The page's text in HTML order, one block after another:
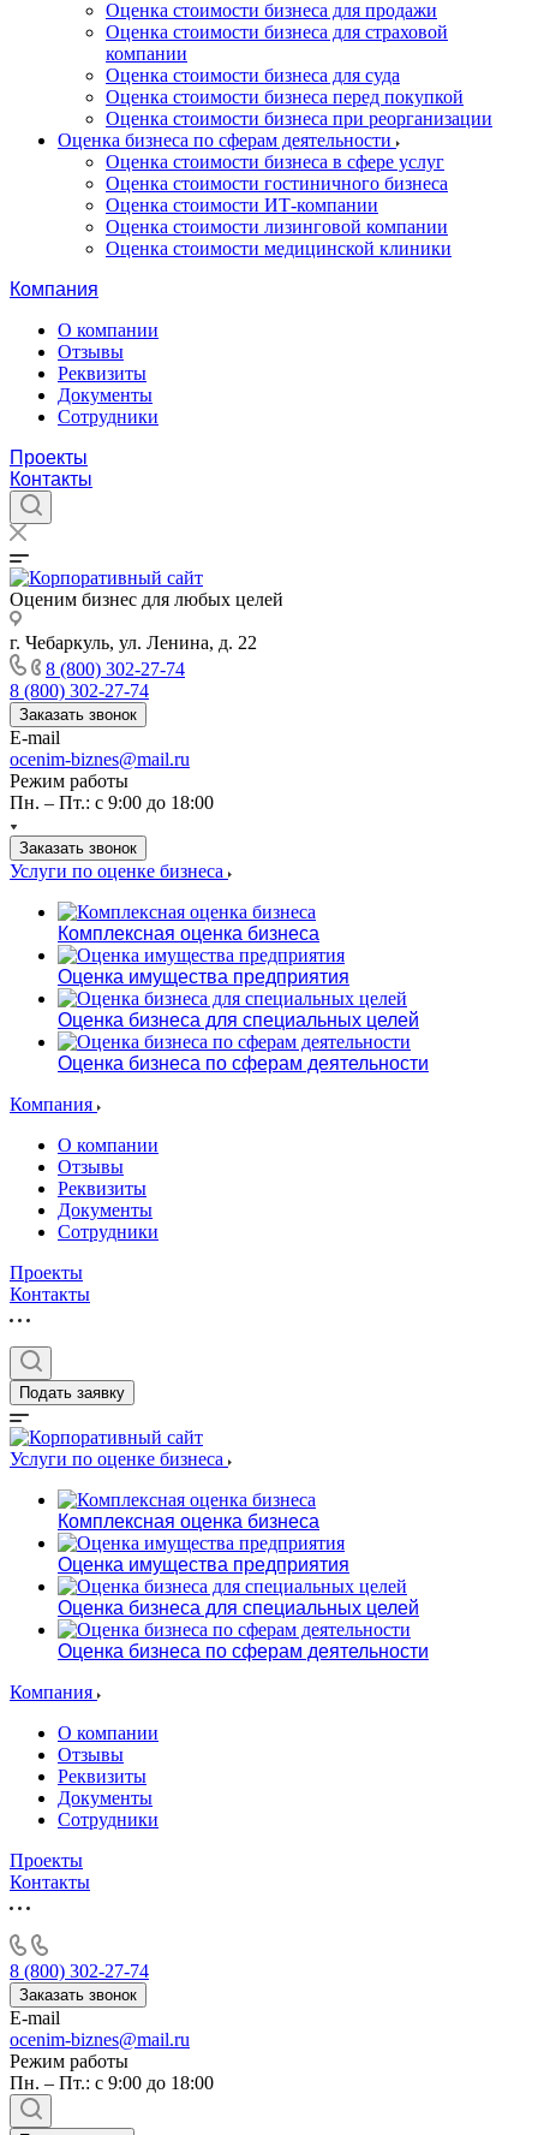
Оценка стоимости бизнеса для продажи
Оценка стоимости бизнеса для страховой
компании
Оценка стоимости бизнеса для суда
Оценка стоимости бизнеса перед покупкой
Оценка стоимости бизнеса при реорганизации
Оценка бизнеса по сферам деятельности
Оценка стоимости бизнеса в сфере услуг
Оценка стоимости гостиничного бизнеса
Оценка стоимости ИТ-компании
Оценка стоимости лизинговой компании
Оценка стоимости медицинской клиники
Компания
О компании
Отзывы
Реквизиты
Документы
Сотрудники
Проекты
Контакты
Оценим бизнес для любых целей
г. Чебаркуль, ул. Ленина, д. 22
8 (800) 302-27-74
8 (800) 302-27-74
Заказать звонок
E-mail
ocenim-biznes@mail.ru
Режим работы
Пн. – Пт.: с 9:00 до 18:00
Заказать звонок
Услуги по оценке бизнеса
Комплексная оценка бизнеса
Оценка имущества предприятия
Оценка бизнеса для специальных целей
Оценка бизнеса по сферам деятельности
Компания
О компании
Отзывы
Реквизиты
Документы
Сотрудники
Проекты
Контакты
Подать заявку
Услуги по оценке бизнеса
Комплексная оценка бизнеса
Оценка имущества предприятия
Оценка бизнеса для специальных целей
Оценка бизнеса по сферам деятельности
Компания
О компании
Отзывы
Реквизиты
Документы
Сотрудники
Проекты
Контакты
8 (800) 302-27-74
Заказать звонок
E-mail
ocenim-biznes@mail.ru
Режим работы
Пн. – Пт.: с 9:00 до 18:00